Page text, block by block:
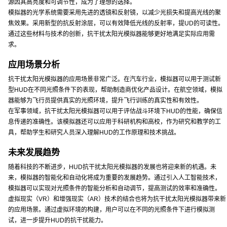
源因其高亮度和可调节性，成为了理想的选择。
模拟器的光学系统需要采用先进的透镜和反射镜，以减少光损失和提高光线的聚
焦效果。采用新型的抗反射涂层，可以有效降低光线的反射率，提UD的可读性。
通过这些材料与技术的创新，抗干扰太阳光模拟器能够更好地满足实际应用需
求。
应用场景分析
抗干扰太阳光模拟器的应用场景非常广泛。在汽车行业，模拟器可以用于测试新
型HUD在不同光照条件下的表现，帮助制造商优化产品设计。在航空领域，模拟
器能够为飞行员提供真实的光照环境，提升飞行训练的真实性和有效性。
在军事领域，抗干扰太阳光模拟器可以用于评估战斗环境下HUD的性能，确保信
息传递的准确性。该模拟器还可以应用于科研机构和高校，作为研究和教学的工
具，帮助学生和研究人员深入理解HUD的工作原理和技术挑战。
未来发展趋势
随着科技的不断进步，HUD抗干扰太阳光模拟器的发展也将迎来新的机遇。未
来，模拟器的智能化和自动化将成为重要的发展趋势。通过引入人工智能技术，
模拟器可以实现对光照条件的智能分析和自动调节，提高测试的效率和准确性。
虚拟现实（VR）和增强现实（AR）技术的结合也将为抗干扰太阳光模拟器带来新
的应用场景。通过虚拟环境的构建，用户可以在不同的光照条件下进行模拟测
试，进一步提升HUD的抗干扰能力。